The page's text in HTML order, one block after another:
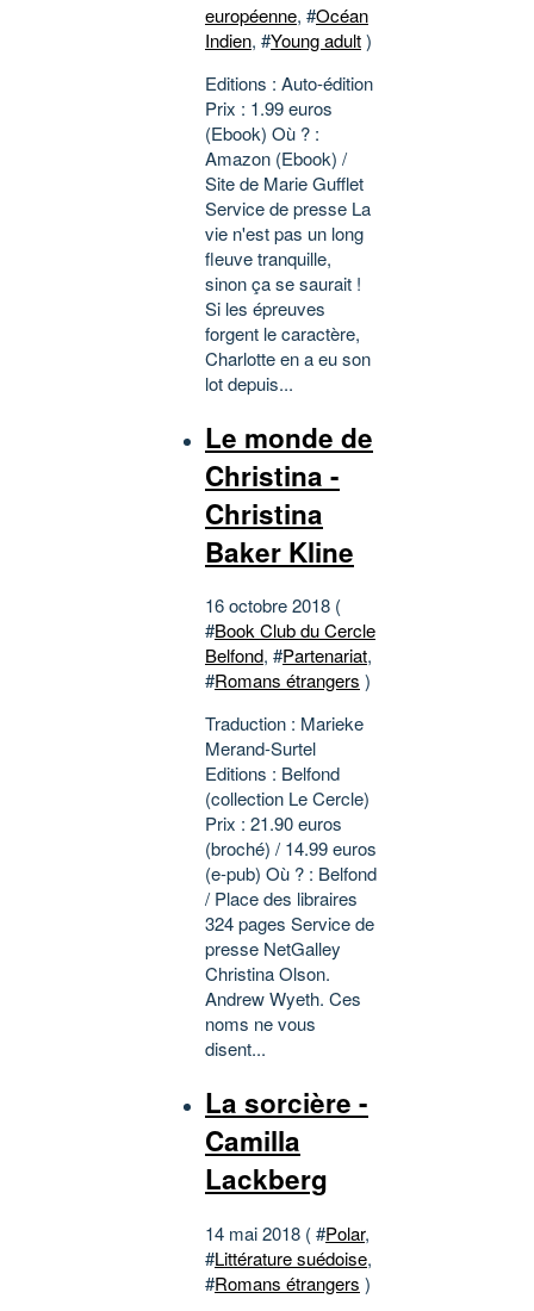
européenne, #Océan
Indien, #Young adult)
Editions : Auto-édition
Prix : 1.99 euros
(Ebook) Où ? :
Amazon (Ebook) /
Site de Marie Gufflet
Service de presse La
vie n'est pas un long
fleuve tranquille,
sinon ça se saurait !
Si les épreuves
forgent le caractère,
Charlotte en a eu son
lot depuis...
Le monde de
Christina -
Christina
Baker Kline
16 octobre 2018 (
#Book Club du Cercle
Belfond, #Partenariat,
#Romans étrangers )
Traduction : Marieke
Merand-Surtel
Editions : Belfond
(collection Le Cercle)
Prix : 21.90 euros
(broché) / 14.99 euros
(e-pub) Où ? : Belfond
/ Place des libraires
324 pages Service de
presse NetGalley
Christina Olson.
Andrew Wyeth. Ces
noms ne vous
disent...
La sorcière -
Camilla
Lackberg
14 mai 2018 ( #Polar,
#Littérature suédoise,
#Romans étrangers )